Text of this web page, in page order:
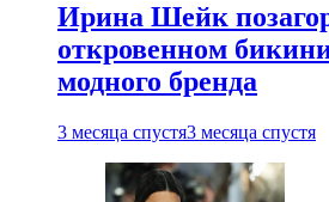
Ирина Шейк
откровенном
модного бренда
3 месяца спустя3 месяца спустя